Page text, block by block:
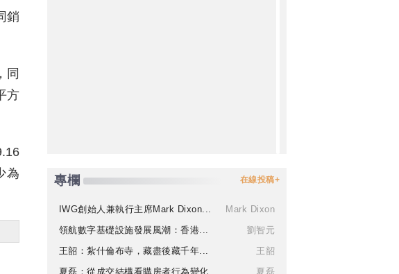
銷
同
方
為
專欄 在線投稿+
IWG創始人兼執行主席Mark Dixon...
Mark Dixon
領航數字基礎設施發展風潮：香港...
劉智元
王韶：紮什倫布寺，藏盡後藏千年...
王韶
夏磊：從成交結構看購房者行為變化
夏磊